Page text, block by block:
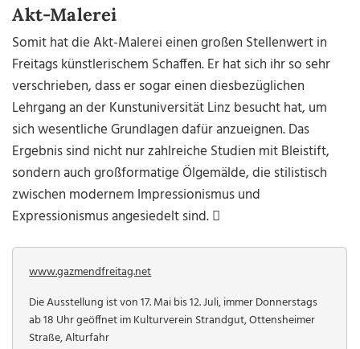
Akt-Malerei
Somit hat die Akt-Malerei einen großen Stellenwert in
Freitags künstlerischem Schaffen. Er hat sich ihr so sehr
verschrieben, dass er sogar einen diesbezüglichen
Lehrgang an der Kunstuniversität Linz besucht hat, um
sich wesentliche Grundlagen dafür anzueignen. Das
Ergebnis sind nicht nur zahlreiche Studien mit Bleistift,
sondern auch großformatige Ölgemälde, die stilistisch
zwischen modernem Impressionismus und
Expressionismus angesiedelt sind. 
www.gazmendfreitag.net
Die Ausstellung ist von 17. Mai bis 12. Juli, immer Donnerstags
ab 18 Uhr geöffnet im Kulturverein Strandgut, Ottensheimer
Straße, Alturfahr